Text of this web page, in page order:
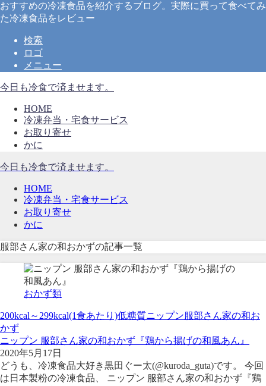
おすすめの冷凍食品を紹介するブログ。実際に買って食べてみ
た冷凍食品をレビュー
検索
ロゴ
メニュー
今日も冷食で済ませます。
HOME
冷凍弁当・宅食サービス
お取り寄せ
かに
今日も冷食で済ませます。
HOME
冷凍弁当・宅食サービス
お取り寄せ
かに
服部さん家の和おかずの記事一覧
おかず類
200kcal～299kcal(1食あたり)低糖質ニップン服部さん家の和お
かず
ニップン 服部さん家の和おかず『鶏から揚げの和風あん』
2020年5月17日
どうも、冷凍食品大好き黒田ぐー太(@kuroda_guta)です。 今回
は日本製粉の冷凍食品、 ニップン 服部さん家の和おかず『鶏